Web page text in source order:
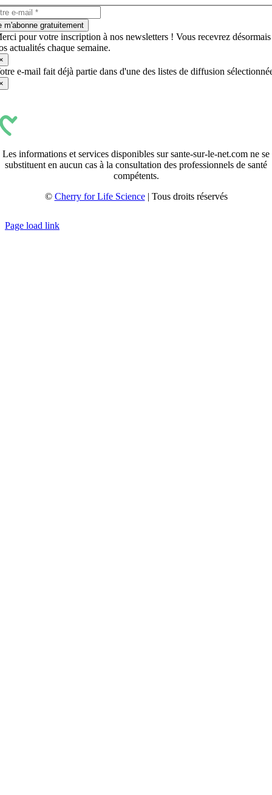
m'abonne gratuitement
pour votre inscription à nos newsletters ! Vous recevrez désormais
actualités chaque semaine.
e-mail fait déjà partie dans d'une des listes de diffusion
Les informations et services disponibles sur sante-sur-le-net.com ne se
substituent en aucun cas à la consultation des professionnels de santé
compétents.
© Cherry for Life Science| Tous droits réservés
Page load link